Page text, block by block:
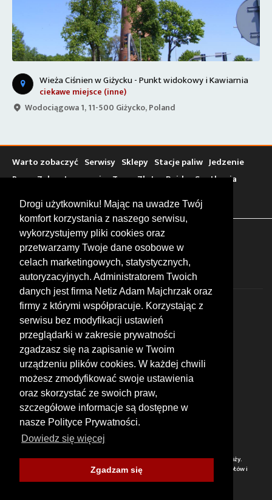
Drogi użytkowniku! Mając na uwadze Twój
komfort korzystania z naszego serwisu,
wykorzystujemy pliki cookies oraz
przetwarzamy Twoje dane osobowe w
celach marketingowych, statystycznych,
autoryzacyjnych. Administratorem Twoich
danych jest firma Netiz Adam Majchrzak oraz
firmy z którymi współpracuje. Korzystając z
serwisu bez modyfikacji ustawień
przeglądarki w zakresie prywatności
zgadzasz się na zapisanie w Twoim
urządzeniu plików cookies. W każdej chwili
możesz zmodyfikować swoje ustawienia
oraz skorzystać ze swoich praw,
szczegółowe informacje są dostępne w
nasze Polityce Prywatności.
Dowiedz się więcej
Zgadzam się
Wieża Ciśnien w Giżycku - Punkt widokowy i Kawiarnia
ciekawe miejsce (inne)
Wodociągowa 1, 11-500 Giżycko, Poland
Warto zobaczyć Serwisy Sklepy Stacje paliw Jedzenie
Bary Zakwaterowanie Tory Zloty Rajdy Spotkania
Targi
Giełdy Szkolenia
FOLLOW US
© 2026 by MotoWhizzer.com
All rights reserved.
KONTAKT
ul. Chopina 16, I piętro
47-400 Racibórz
+48 519 739 378
office@motowhizzer.com
Baza ciekawych miejsc motocyklowych, wartych odwiedzenia w trakcie podróży.
Przydatne lokalizacje: warsztaty, sklepy, stacje benzynowe. Kalendarium zlotów i